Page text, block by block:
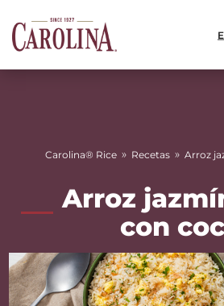
Carolina® Rice » Recetas » Arroz
Arroz
con